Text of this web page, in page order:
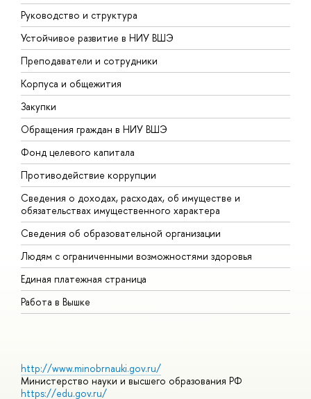
Руководство и структура
Устойчивое развитие в НИУ ВШЭ
Преподаватели и сотрудники
Корпуса и общежития
Закупки
Обращения граждан в НИУ ВШЭ
Фонд целевого капитала
Противодействие коррупции
Сведения о доходах, расходах, об имуществе и
обязательствах имущественного характера
Сведения об образовательной организации
Людям с ограниченными возможностями здоровья
Единая платежная страница
Работа в Вышке
http://www.minobrnauki.gov.ru/
Министерство науки и высшего образования РФ
https://edu.gov.ru/